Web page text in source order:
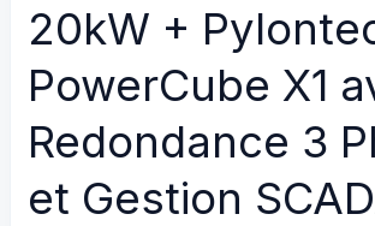
ce
jour
20kW +
PowerCube X1
Redondance 3
et Gestion